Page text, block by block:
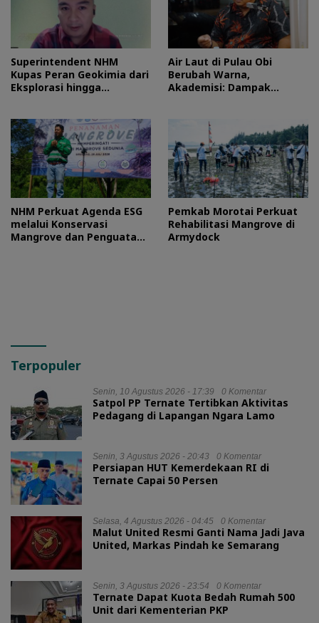
Superintendent NHM
Kupas Peran Geokimia dari
Eksplorasi hingga
Air Laut di Pulau Obi
Berubah Warna,
Akademisi: Dampak
NHM Perkuat Agenda ESG
melalui Konservasi
Mangrove dan Penguatan
Pemkab Morotai Perkuat
Rehabilitasi Mangrove di
Armydock
Terpopuler
Senin, 10 Agustus 2026 - 17:39 0 Komentar
Satpol PP Ternate Tertibkan Aktivitas
Pedagang di Lapangan Ngara Lamo
Senin, 3 Agustus 2026 - 20:43 0 Komentar
Persiapan HUT Kemerdekaan RI di
Ternate Capai 50 Persen
Selasa, 4 Agustus 2026 - 04:45 0 Komentar
Malut United Resmi Ganti Nama Jadi Java
United, Markas Pindah ke Semarang
Senin, 3 Agustus 2026 - 23:54 0 Komentar
Ternate Dapat Kuota Bedah Rumah 500
Unit dari Kementerian PKP